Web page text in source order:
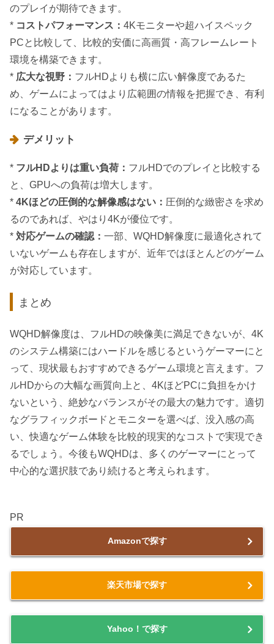
のプレイが期待できます。
* コストパフォーマンス： 4Kモニターや超ハイスペック
PCと比較して、比較的安価に高画質・高フレームレート
環境を構築できます。
* 広大な視野： フルHDよりも横に広い解像度であるた
め、ゲームによってはより広範囲の情報を把握でき、有利
になることがあります。
デメリット
* フルHDよりは重い負荷： フルHDでのプレイと比較する
と、GPUへの負荷は増大します。
* 4Kほどの圧倒的な解像感はない： 圧倒的な緻密さを求め
るのであれば、やはり4Kが優位です。
* 対応ゲームの確認： 一部、WQHD解像度に最適化されて
いないゲームも存在しますが、近年ではほとんどのゲーム
が対応しています。
まとめ
WQHD解像度は、フルHDの映像美に満足できないが、4K
のシステム構築にはハードルを感じるというゲーマーにと
って、現状最もおすすめできるゲーム環境と言えます。フ
ルHDからの大幅な画質向上と、4KほどPCに負担をかけ
ないという、絶妙なバランスがその最大の魅力です。適切
なグラフィックボードとモニターを選べば、没入感の高
い、快適なゲーム体験を比較的現実的なコストで実現でき
るでしょう。今後もWQHDは、多くのゲーマーにとって
中心的な選択肢であり続けると考えられます。
PR
Amazonで探す
楽天市場で探す
Yahoo！で探す